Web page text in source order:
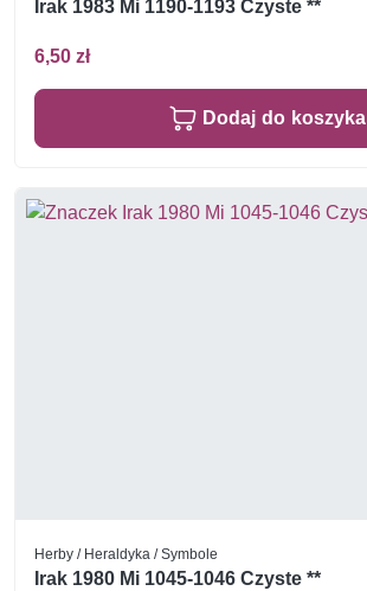
Irak 1983 Mi 1190-1193 Czyste **
6,50 zł
Dodaj do koszyka
Herby / Heraldyka / Symbole
Irak 1980 Mi 1045-1046 Czyste **